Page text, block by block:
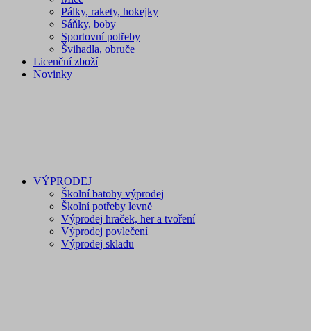
Pálky, rakety, hokejky
Sáňky, boby
Sportovní potřeby
Švihadla, obruče
Licenční zboží
Novinky
VÝPRODEJ
Školní batohy výprodej
Školní potřeby levně
Výprodej hraček, her a tvoření
Výprodej povlečení
Výprodej skladu